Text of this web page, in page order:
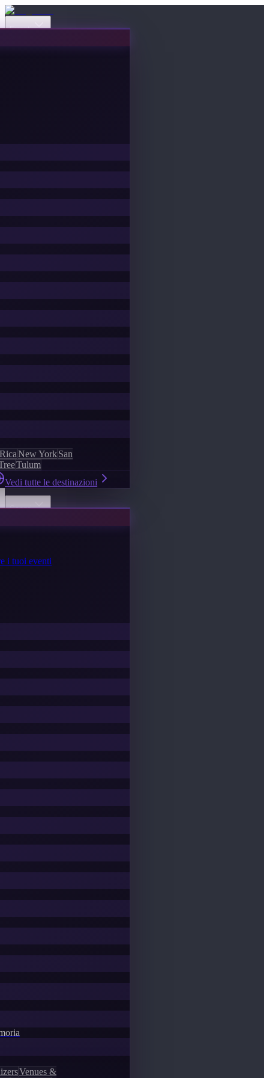
Eventi
New YorkSan
Tulum
Vedi tutte le destinazioni
Scopri
i tuoi eventi
Venues &